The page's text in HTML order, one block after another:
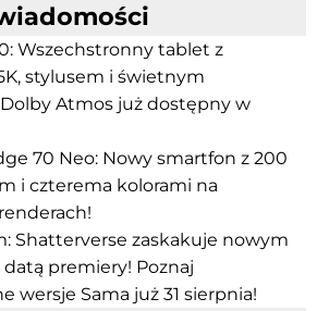
Wszechstronny tablet z
stylusem i świetnym
Atmos już dostępny w
70 Neo: Nowy smartfon z 200
i czterema kolorami na
Shatterverse zaskakuje nowym
premiery! Poznaj
wersje Sama już 31 sierpnia!